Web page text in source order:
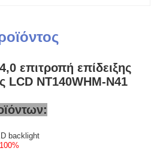
επιτροπή επίδειξης
LCD NT140WHM-N41
backlight